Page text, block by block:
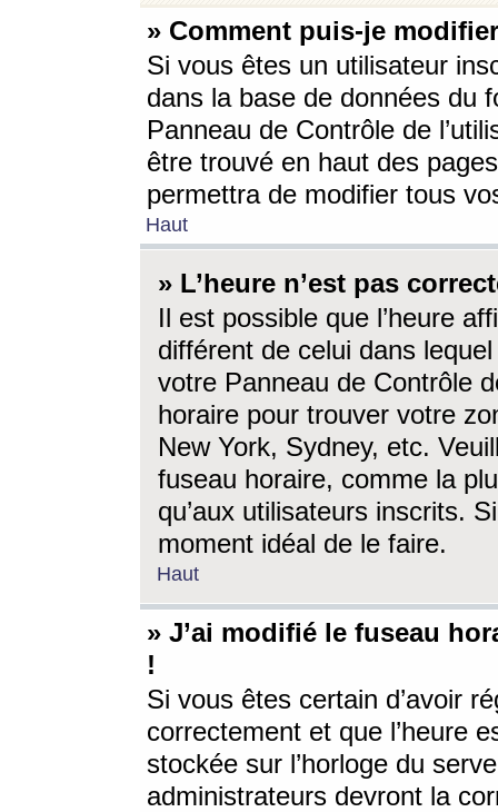
» Comment puis-je
Si vous êtes un utilisateur
dans la base de données du
Panneau de Contrôle de
être trouvé en haut des
permettra de modifier tous
Haut
» L’heure n’est pas
Il est possible que l’heure
différent de celui dans
votre Panneau de Contrôle
horaire pour trouver votre
New York, Sydney, etc.
fuseau horaire, comme la
qu’aux utilisateurs inscrits.
moment idéal de le faire.
Haut
» J’ai modifié le fuseau
!
Si vous êtes certain d’avoir
correctement et que l’heure
stockée sur l’horloge du
administrateurs devront la